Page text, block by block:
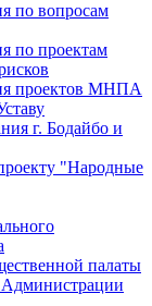
по вопросам
по проектам
проектов МНПА
г. Бодайбо и
"Народные
палаты